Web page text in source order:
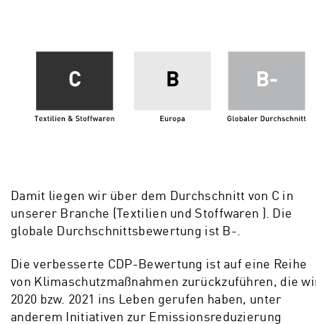
Damit liegen wir über dem Durchschnitt von C in
unserer Branche (Textilien und Stoffwaren ). Die
globale Durchschnittsbewertung ist B-.
Die verbesserte CDP-Bewertung ist auf eine Reihe
von Klimaschutzmaßnahmen zurückzuführen, die
2020 bzw. 2021 ins Leben gerufen haben, unter
anderem Initiativen zur Emissionsreduzierung